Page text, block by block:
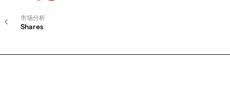
市场分析
Shares